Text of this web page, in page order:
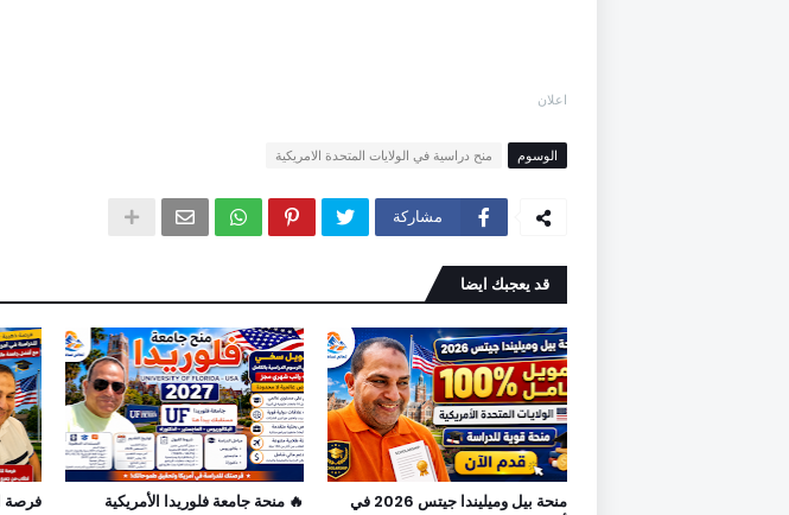
اعلان
الوسوم منح دراسية في الولايات المتحدة الامريكية
مشاركة
قد يعجبك ايضا
منحة بيل وميليندا جيتس 2026 في
🔥 منحة جامعة فلوريدا الأمريكية
فرصة